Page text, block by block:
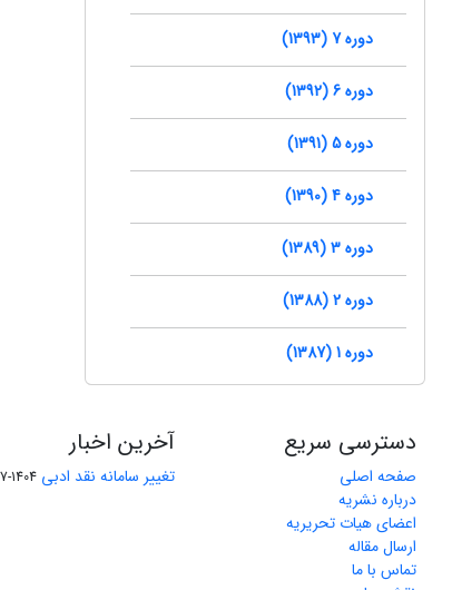
دوره 7 (1393)
دوره 6 (1392)
دوره 5 (1391)
دوره 4 (1390)
دوره 3 (1389)
دوره 2 (1388)
دوره 1 (1387)
دسترسی سریع
صفحه اصلی
درباره نشریه
اعضای هیات تحریریه
ارسال مقاله
تماس با ما
آخرین اخبار
تغییر سامانه نقد ادبی 1404-07-02